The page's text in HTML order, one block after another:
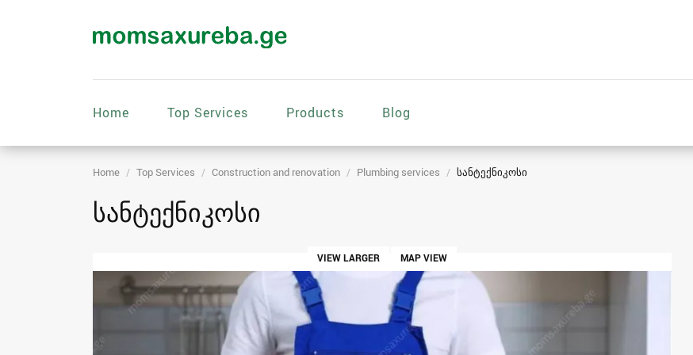
Home Top Services Products Blog
Home Top Services Construction and renovation Plumbing services სანტექნიკოსი
სანტექნიკოსი
VIEW LARGER MAP VIEW